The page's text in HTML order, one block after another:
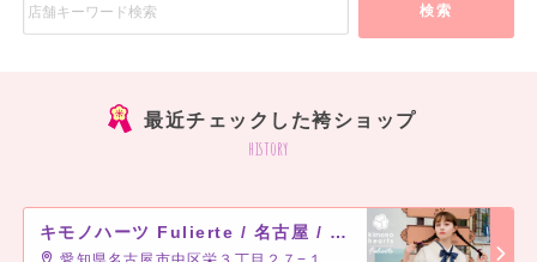
検索
最近チェックした袴ショップ
history
キモノハーツ Fulierte / 名古屋 / kimono hearts Fulierte-nagoya-